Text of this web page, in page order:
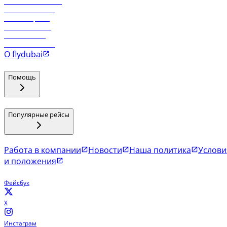
О flydubai
Помощь
Популярные рейсы
Работа в компании Новости Наша политика
и положения
Фейсбук
X
Инстаграм